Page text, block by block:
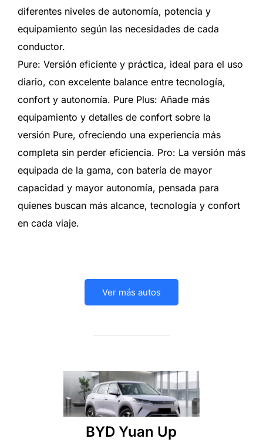
diferentes niveles de autonomía, potencia y
equipamiento según las necesidades de cada
conductor.
Pure: Versión eficiente y práctica, ideal para el uso
diario, con excelente balance entre tecnología,
confort y autonomía. Pure Plus: Añade más
equipamiento y detalles de confort sobre la
versión Pure, ofreciendo una experiencia más
completa sin perder eficiencia. Pro: La versión más
equipada de la gama, con batería de mayor
capacidad y mayor autonomía, pensada para
quienes buscan más alcance, tecnología y confort
en cada viaje.
Ver más autos
BYD Yuan Up